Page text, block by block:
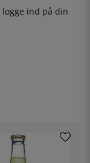
logge ind på din